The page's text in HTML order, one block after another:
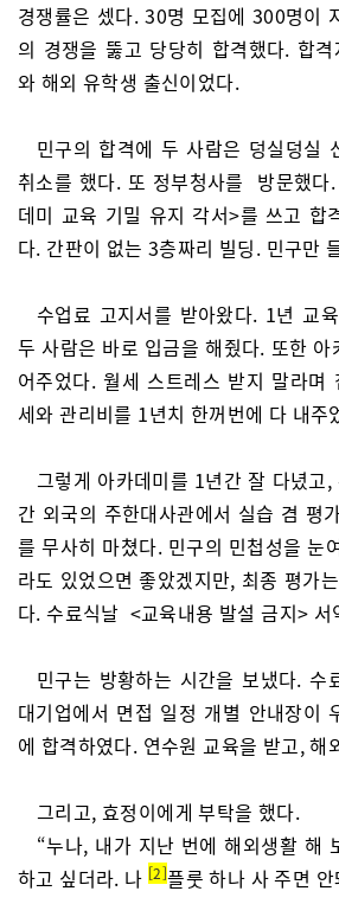
경쟁률은 셌다. 30명 모집에 300명이
의 경쟁을 뚫고 당당히 합격했다. 합
와 해외 유학생 출신이었다.
민구의 합격에 두 사람은 덩실덩실
취소를 했다. 또 정부청사를 방문했다
데미 교육 기밀 유지 각서>를 쓰고 합
다. 간판이 없는 3층짜리 빌딩. 민구만
수업료 고지서를 받아왔다. 1년 교
두 사람은 바로 입금을 해줬다. 또한 아
어주었다. 월세 스트레스 받지 말라며
세와 관리비를 1년치 한꺼번에 다 내주
그렇게 아카데미를 1년간 잘 다녔고
간 외국의 주한대사관에서 실습 겸 평
를 무사히 마쳤다. 민구의 민첩성을 눈
라도 있었으면 좋았겠지만, 최종 평가
다. 수료식날 <교육내용 발설 금지> 서
민구는 방황하는 시간을 보냈다. 수
대기업에서 면접 일정 개별 안내장이
에 합격하였다. 연수원 교육을 받고, 해
그리고, 효정이에게 부탁을 했다.
“누나, 내가 지난 번에 해외생활 해
하고 싶더라. 나 2 플룻 하나 사 주면 안